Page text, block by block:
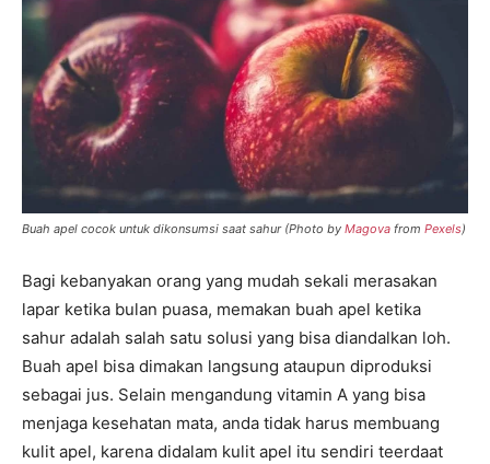
Buah apel cocok untuk dikonsumsi saat sahur (Photo by Magova from Pexels)
Bagi kebanyakan orang yang mudah sekali merasakan
lapar ketika bulan puasa, memakan buah apel ketika
sahur adalah salah satu solusi yang bisa diandalkan loh.
Buah apel bisa dimakan langsung ataupun diproduksi
sebagai jus. Selain mengandung vitamin A yang bisa
menjaga kesehatan mata, anda tidak harus membuang
kulit apel, karena didalam kulit apel itu sendiri teerdaat